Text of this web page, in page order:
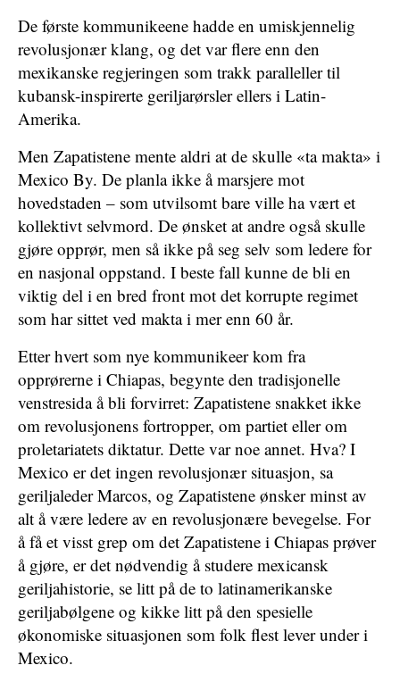
De første kommunikeene hadde en umiskjennelig
revolusjonær klang, og det var flere enn den
mexikanske regjeringen som trakk paralleller til
kubansk-inspirerte geriljarørsler ellers i Latin-
Amerika.
Men Zapatistene mente aldri at de skulle «ta makta» i
Mexico By. De planla ikke å marsjere mot
hovedstaden – som utvilsomt bare ville ha vært et
kollektivt selvmord. De ønsket at andre også skulle
gjøre opprør, men så ikke på seg selv som ledere for
en nasjonal oppstand. I beste fall kunne de bli en
viktig del i en bred front mot det korrupte regimet
som har sittet ved makta i mer enn 60 år.
Etter hvert som nye kommunikeer kom fra
opprørerne i Chiapas, begynte den tradisjonelle
venstresida å bli forvirret: Zapatistene snakket ikke
om revolusjonens fortropper, om partiet eller om
proletariatets diktatur. Dette var noe annet. Hva? I
Mexico er det ingen revolusjonær situasjon, sa
geriljaleder Marcos, og Zapatistene ønsker minst av
alt å være ledere av en revolusjonære bevegelse. For
å få et visst grep om det Zapatistene i Chiapas prøver
å gjøre, er det nødvendig å studere mexicansk
geriljahistorie, se litt på de to latinamerikanske
geriljabølgene og kikke litt på den spesielle
økonomiske situasjonen som folk flest lever under i
Mexico.